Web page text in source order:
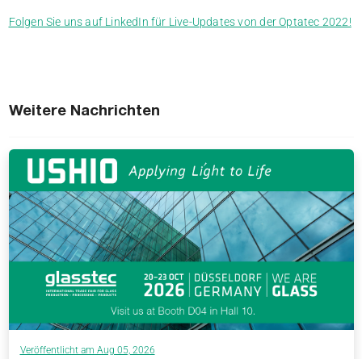
Folgen Sie uns auf LinkedIn für Live-Updates von der Optatec 2022!
Weitere Nachrichten
Veröffentlicht am Aug 05, 2026